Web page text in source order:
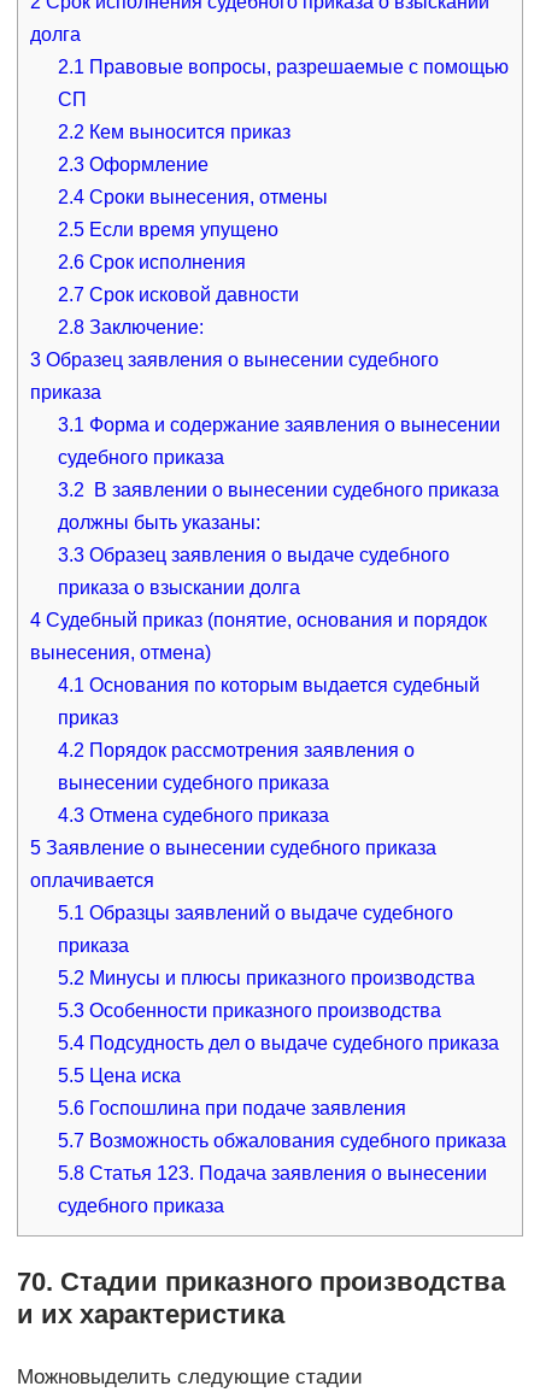
долга
2.1 Правовые вопросы, разрешаемые с помощью
СП
2.2 Кем выносится приказ
2.3 Оформление
2.4 Сроки вынесения, отмены
2.5 Если время упущено
2.6 Срок исполнения
2.7 Срок исковой давности
2.8 Заключение:
3Образец заявления о вынесении судебного
приказа
3.1 Форма и содержание заявления о вынесении
судебного приказа
3.2 В заявлении о вынесении судебного приказа
должны быть указаны:
3.3 Образец заявления о выдаче судебного
приказа о взыскании долга
4Судебный приказ (понятие, основания и порядок
вынесения, отмена)
4.1 Основания по которым выдается судебный
приказ
4.2 Порядок рассмотрения заявления о
вынесении судебного приказа
4.3 Отмена судебного приказа
5Заявление о вынесении судебного приказа
оплачивается
5.1 Образцы заявлений о выдаче судебного
приказа
5.2 Минусы и плюсы приказного производства
5.3 Особенности приказного производства
5.4 Подсудность дел о выдаче судебного приказа
5.5 Цена иска
5.6 Госпошлина при подаче заявления
5.7 Возможность обжалования судебного приказа
5.8 Статья 123. Подача заявления о вынесении
судебного приказа
70. Стадии приказного производства
и их характеристика
Можновыделить следующие стадии